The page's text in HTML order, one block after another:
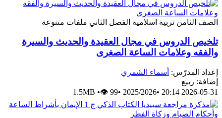
الصف الثامن تربية اسلامية الفصل الثاني ملفات متنوعة
تلخيص الدروس في مجال العقيدة والحديث والسيرة
والفقه وعلامات الساعة الصغرى
إعداد المدرّس: أسماء الشمري
إضافة: ربيع
2026-05-31 20:14
•
2025/2026
•
1.5MB •👁 99